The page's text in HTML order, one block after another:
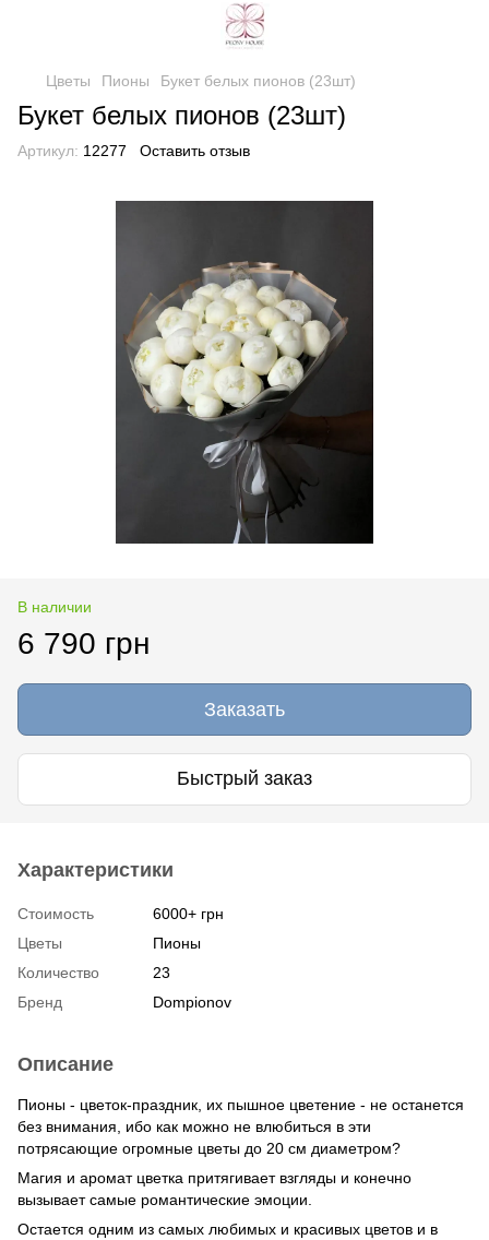
Цветы Пионы Букет белых пионов (23шт)
Букет белых пионов (23шт)
Артикул: 12277 Оставить отзыв
В наличии
6 790 грн
Заказать
Быстрый заказ
Характеристики
Стоимость
6000+ грн
Цветы
Пионы
Количество
23
Бренд
Dompionov
Описание
Пионы - цветок-праздник, их пышное цветение - не останется
без внимания, ибо как можно не влюбиться в эти
потрясающие огромные цветы до 20 см диаметром?
Магия и аромат цветка притягивает взгляды и конечно
вызывает самые романтические эмоции.
Остается одним из самых любимых и красивых цветов и в